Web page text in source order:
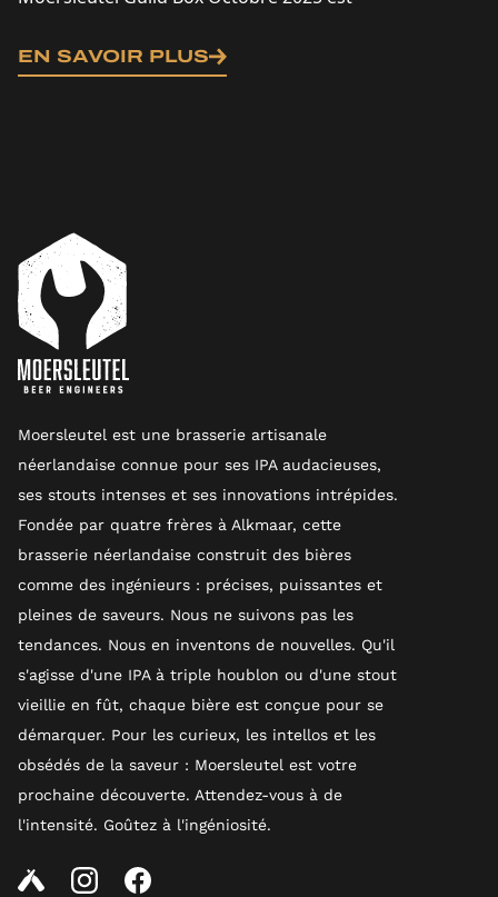
artisanales exclusives brassées juste pour...
EN SAVOIR PLUS
Moersleutel est une brasserie artisanale
néerlandaise connue pour ses IPA audacieuses,
ses stouts intenses et ses innovations intrépides.
Fondée par quatre frères à Alkmaar, cette
brasserie néerlandaise construit des bières
comme des ingénieurs : précises, puissantes et
pleines de saveurs. Nous ne suivons pas les
tendances. Nous en inventons de nouvelles. Qu'il
s'agisse d'une IPA à triple houblon ou d'une stout
vieillie en fût, chaque bière est conçue pour se
démarquer. Pour les curieux, les intellos et les
obsédés de la saveur : Moersleutel est votre
prochaine découverte. Attendez-vous à de
l'intensité. Goûtez à l'ingéniosité.